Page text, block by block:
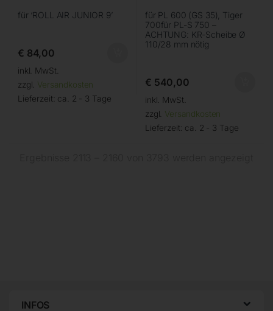
für ‘ROLL AIR JUNIOR 9’
€ 84,00
inkl. MwSt.
zzgl. Versandkosten
Lieferzeit: ca. 2 - 3 Tage
für PL 600 (GS 35), Tiger
700für PL-S 750 –
ACHTUNG: KR-Scheibe Ø
110/28 mm nötig
€ 540,00
inkl. MwSt.
zzgl. Versandkosten
Lieferzeit: ca. 2 - 3 Tage
INFOS